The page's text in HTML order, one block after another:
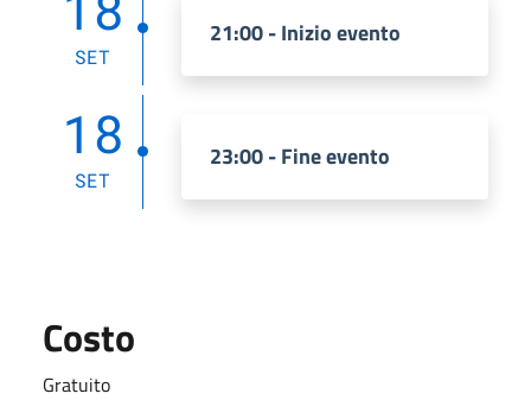
SET
21:00 - Inizio evento
18
SET
23:00 - Fine evento
Costo
Gratuito